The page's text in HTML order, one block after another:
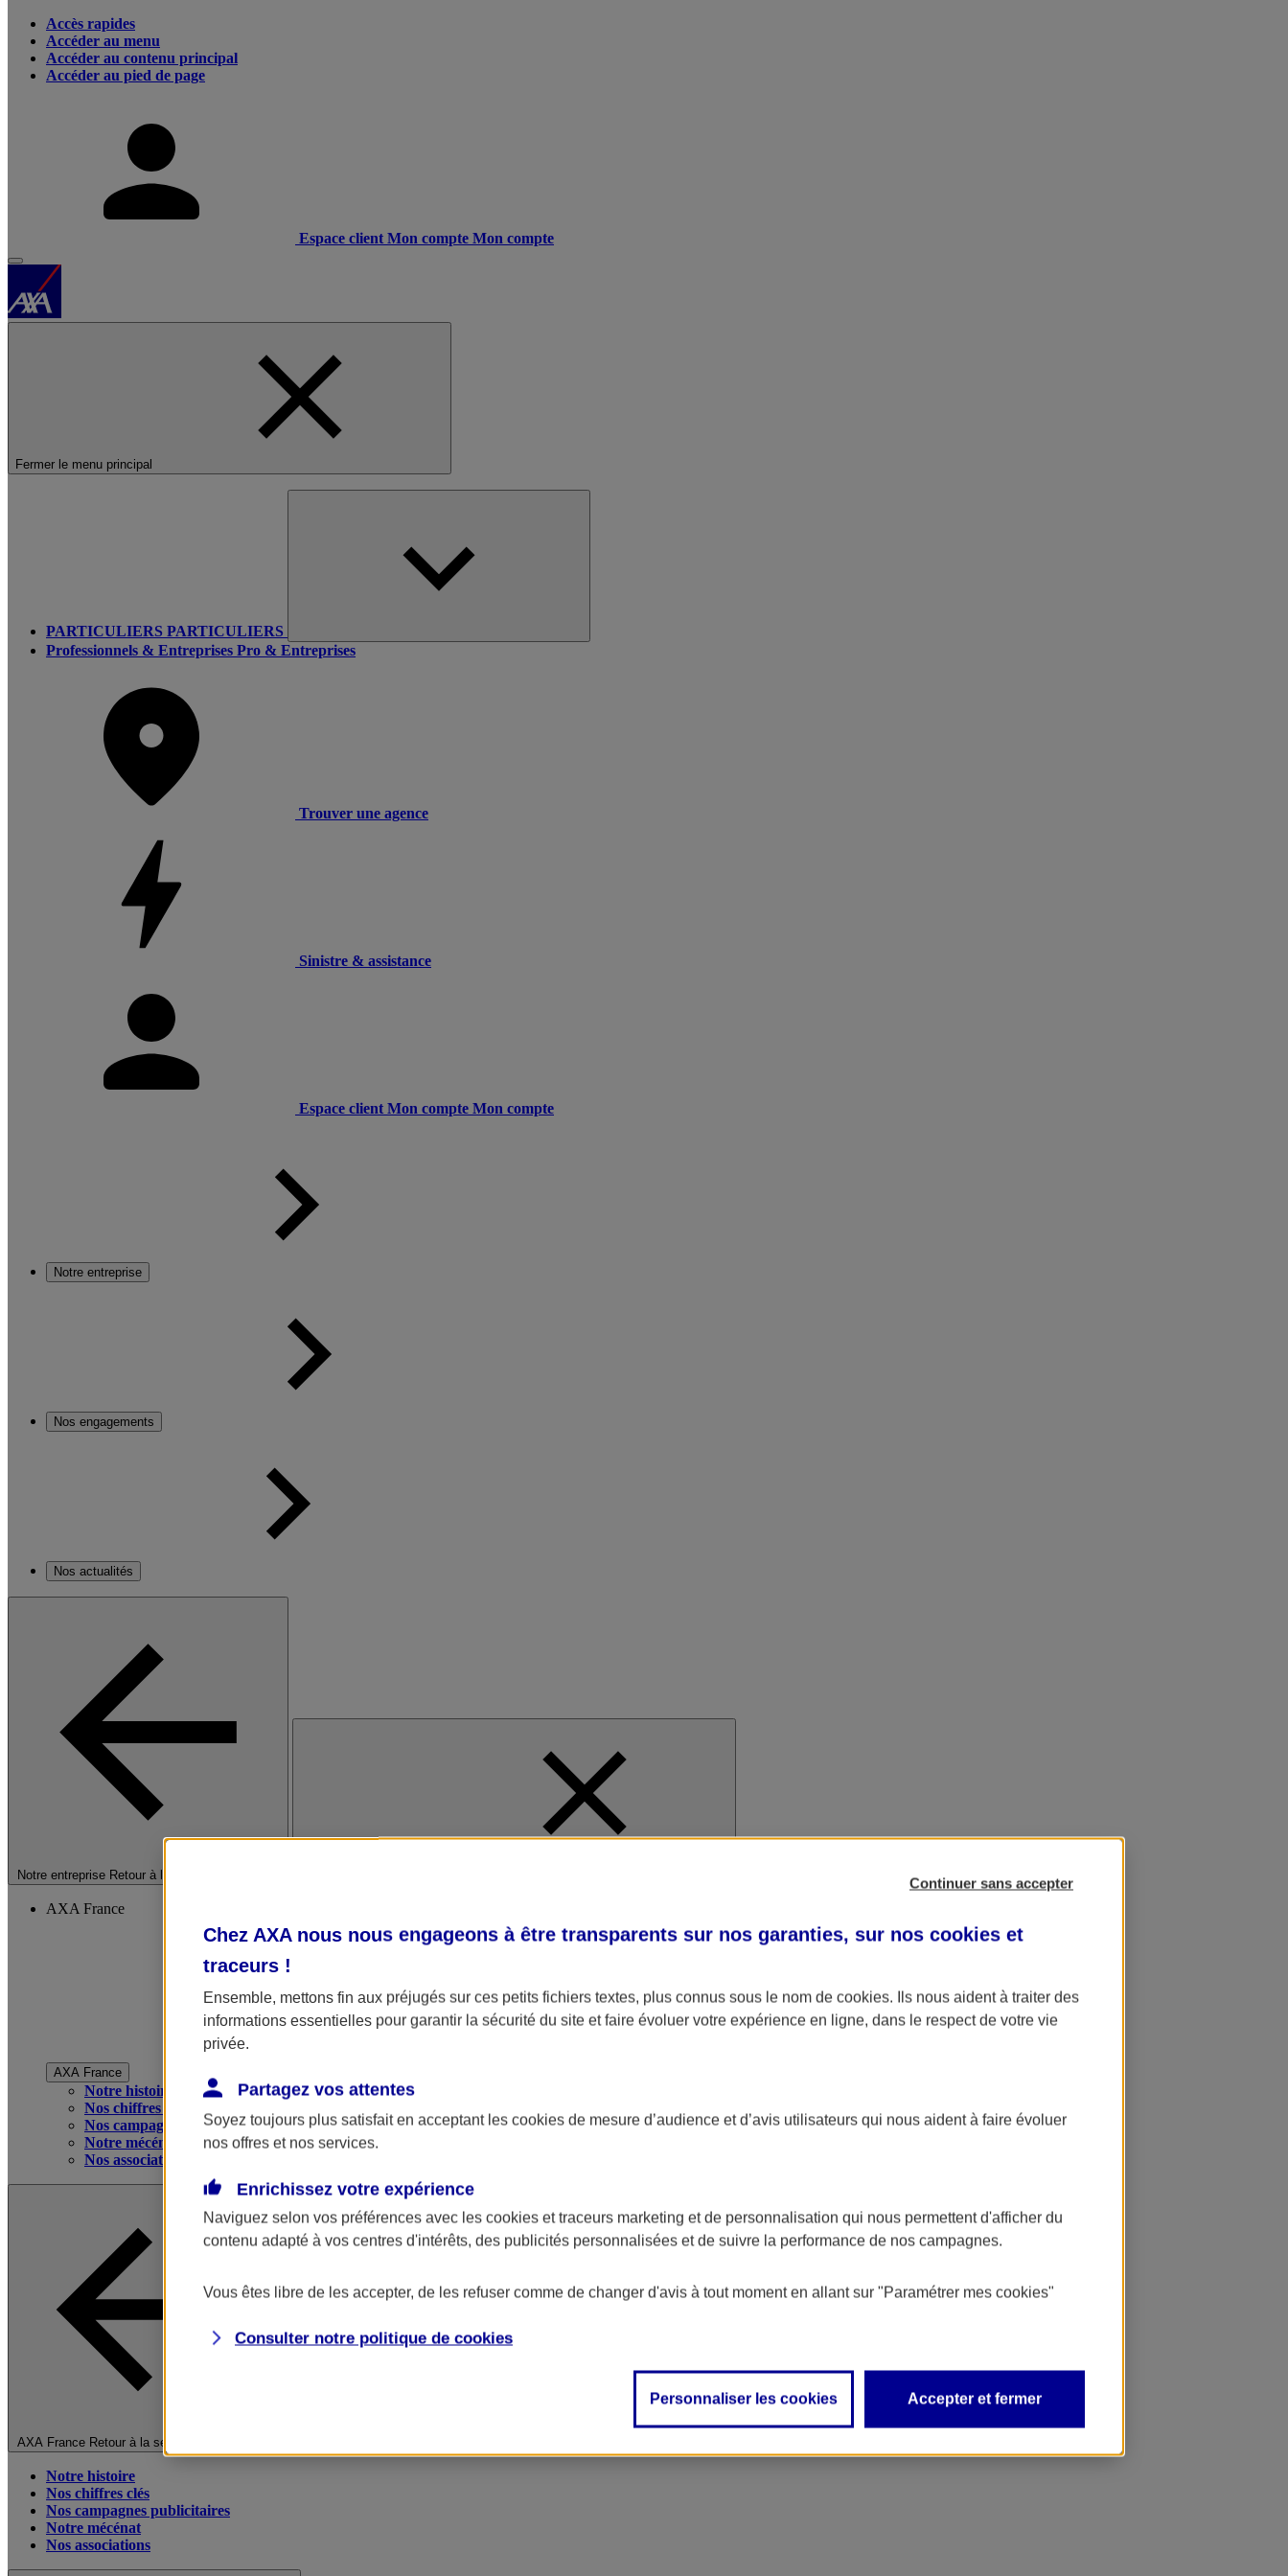
Accès rapides
Accéder au menu
Accéder au contenu principal
Accéder au pied de page
Espace client Mon compte Mon compte
Fermer le menu principal
PARTICULIERS PARTICULIERS
Professionnels & Entreprises Pro & Entreprises
Trouver une agence
Sinistre & assistance
Espace client Mon compte Mon compte
Notre entreprise
Nos engagements
Nos actualités
Notre entreprise Retour à la section précédente
AXA France
AXA France
Notre histoire
Nos chiffres clés
Nos campagnes publicitaires
Notre mécénat
Nos associations
AXA France Retour à la section précédente
Notre histoire
Nos chiffres clés
Nos campagnes publicitaires
Notre mécénat
Nos associations
Continuer sans accepter
Chez AXA nous nous engageons à être transparents sur nos garanties, sur nos cookies et
traceurs !
Ensemble, mettons fin aux préjugés sur ces petits fichiers textes, plus connus sous le nom de cookies. Ils nous aident à traiter des
informations essentielles pour garantir la sécurité du site et faire évoluer votre expérience en ligne, dans le respect de votre vie
privée.
Partagez vos attentes
Soyez toujours plus satisfait en acceptant les cookies de mesure d’audience et d’avis utilisateurs qui nous aident à faire évoluer
nos offres et nos services.
Enrichissez votre expérience
Naviguez selon vos préférences avec les cookies et traceurs marketing et de personnalisation qui nous permettent d'afficher du
contenu adapté à vos centres d'intérêts, des publicités personnalisées et de suivre la performance de nos campagnes.
Vous êtes libre de les accepter, de les refuser comme de changer d'avis à tout moment en allant sur "Paramétrer mes cookies"
Consulter notre politique de cookies
Personnaliser les cookies Accepter et fermer